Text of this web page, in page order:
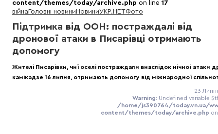
content/themes/today/archive.php on line 17
війна Головні новини НовиниУКР.НЕТФото
Підтримка від ООН: постраждалі від
дронової атаки в Писарівці отримають
допомогу
Жителі Писарівки, чиї оселі постраждали внаслідок нічної атаки
камікадзе 16 липня, отримають допомогу від міжнародної
23
Warning: Undefined variable
/home/js390764/today.vn.ua/
content/themes/today/archive.php